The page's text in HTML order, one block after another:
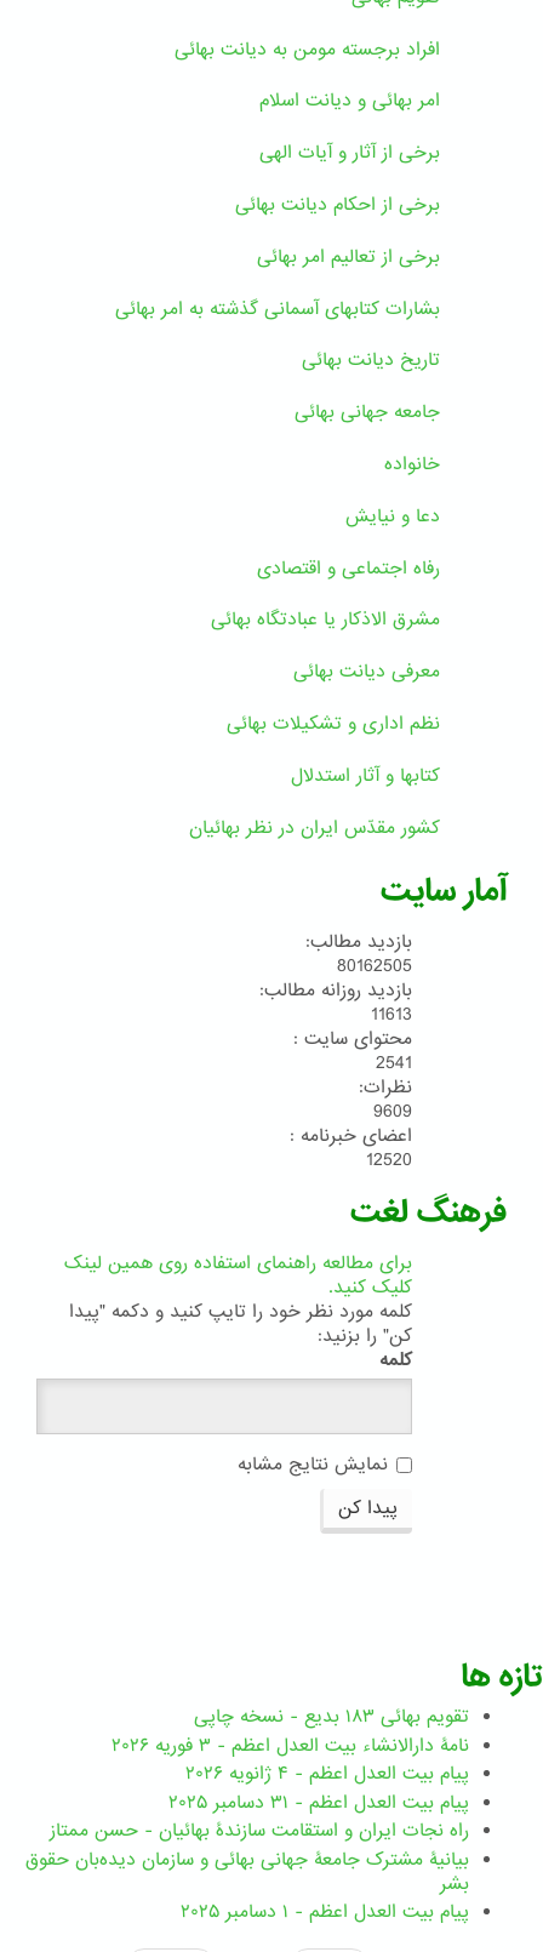
افراد برجسته مومن به دیانت بهائی
امر بهائی و دیانت اسلام
برخی از آثار و آیات الهی
برخی از احکام دیانت بهائی
برخی از تعالیم امر بهائی
بشارات کتابهای آسمانی گذشته به امر بهائی
تاریخ دیانت بهائی
جامعه جهانی بهائی
خانواده
دعا و نیایش
رفاه اجتماعی و اقتصادی
مشرق الاذکار یا عبادتگاه بهائی
معرفی دیانت بهائی
نظم اداری و تشکیلات بهائی
کتابها و آثار استدلال
کشور مقدّس ایران در نظر بهائیان
آمار سایت
بازدید مطالب:
80162505
بازدید روزانه مطالب:
11613
محتوای سایت :
2541
نظرات:
9609
اعضای خبرنامه :
12520
فرهنگ لغت
برای مطالعه راهنمای استفاده روی همین لینک
کلیک کنید.
کلمه مورد نظر خود را تایپ کنید و دکمه "پیدا
کن" را بزنید:
کلمه
نمایش نتایج مشابه
پیدا کن
تازه ها
تقویم بهائی ۱۸۳ بدیع - نسخه چاپی
نامۀ دارالانشاء بیت العدل اعظم - ۳ فوریه ۲۰۲۶
پیام بیت العدل اعظم - ۴ ژانویه ۲۰۲۶
پیام بیت العدل اعظم - ۳۱ دسامبر ۲۰۲۵
راه نجات ایران و استقامت سازندۀ بهائیان - حسن ممتاز
بیانیۀ مشترک جامعۀ جهانی بهائی و سازمان دیده‌بان حقوق
بشر
پیام بیت العدل اعظم - ۱ دسامبر ۲۰۲۵